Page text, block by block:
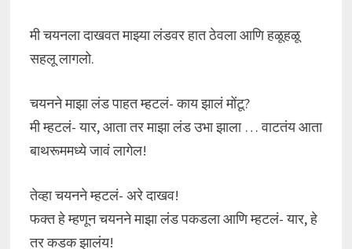
मी चयनला दाखवत माझ्या लंडवर हात ठेवला आणि हळूहळू
सहलू लागलो.
चयनने माझा लंड पाहत म्हटलं- काय झालं मोंटू?
मी म्हटलं- यार, आता तर माझा लंड उभा झाला … वाटतंय आता
बाथरूममध्ये जावं लागेल!
तेव्हा चयनने म्हटलं- अरे दाखव!
फक्त हे म्हणून चयनने माझा लंड पकडला आणि म्हटलं- यार, हे
तर कडक झालंय!